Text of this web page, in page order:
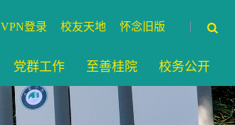
VPN登录 校友天地 怀念旧版
党群工作 至善桂院 校务公开